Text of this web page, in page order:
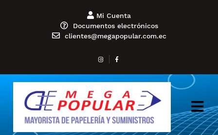
Mi Cuenta
Documentos electrónicos
clientes@megapopular.com.ec